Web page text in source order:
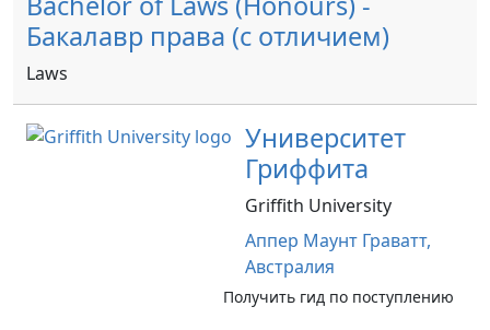
Бакалавр права (с отличием)
Laws
Университет
Гриффита
Griffith University
Аппер Маунт Граватт,
Австралия
Получить гид по поступлению